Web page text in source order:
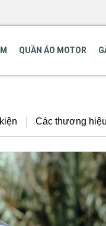
QUẦN ÁO MOTOR
Các thương hiệu